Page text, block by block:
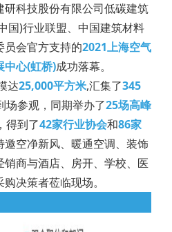
科技股份有限公司低碳建筑
国)行业联盟、中国建筑材料
员会官方支持的2021上海空气
中心(虹桥)成功落幕。
达25,000平方米,汇集了345
场参观，同期举办了25场高峰
，得到了42家行业协会和86家
邀空净新风、暖通空调、装饰
商与酒店、房开、学校、医
决策者莅临现场。